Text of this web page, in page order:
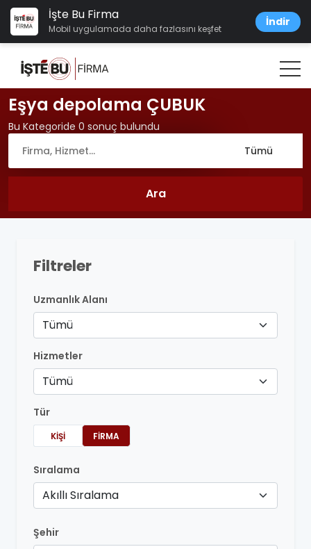
İşte Bu Firma
Mobil uygulamada daha fazlasını keşfet
İndir
Eşya depolama ÇUBUK
Bu Kategoride 0 sonuç bulundu
Filtreler
Uzmanlık Alanı
Tümü
Hizmetler
Tümü
Tür
KIŞI FIRMA
Sıralama
Akıllı Sıralama
Şehir